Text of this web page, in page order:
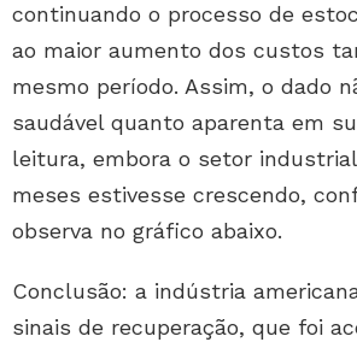
continuando o processo de
ao maior aumento dos custos
mesmo período. Assim, o dado
saudável quanto aparenta em
leitura, embora o setor
meses estivesse crescendo,
observa no gráfico abaixo.
Conclusão: a indústria
sinais de recuperação, que foi